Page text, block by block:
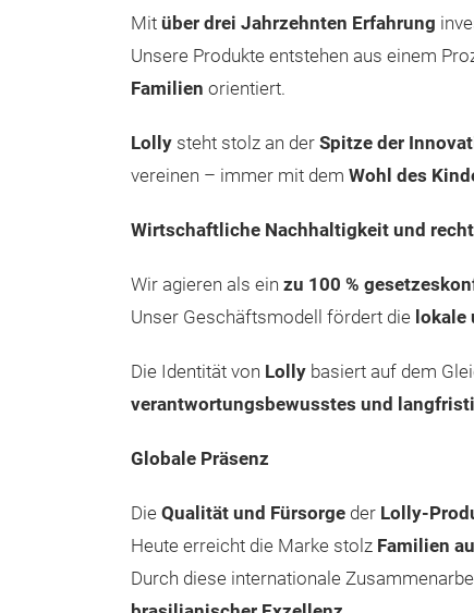
Mit über drei Jahrzehnten Erfahrung
Unsere Produkte entstehen aus einem
Familien orientiert.
Lolly steht stolz an der Spitze der
vereinen – immer mit dem Wohl des
Wirtschaftliche Nachhaltigkeit und
Wir agieren als ein zu 100 %
Unser Geschäftsmodell fördert die
Die Identität von Lolly basiert auf dem
verantwortungsbewusstes und
Globale Präsenz
Die Qualität und Fürsorge der Lolly-
Heute erreicht die Marke stolz Familien
Durch diese internationale